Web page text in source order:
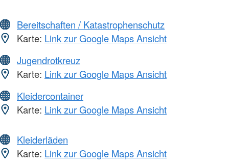
Bereitschaften / Katastrophenschutz
Karte: Link zur Google Maps Ansicht
Jugendrotkreuz
Karte: Link zur Google Maps Ansicht
Kleidercontainer
Karte: Link zur Google Maps Ansicht
Kleiderläden
Karte: Link zur Google Maps Ansicht